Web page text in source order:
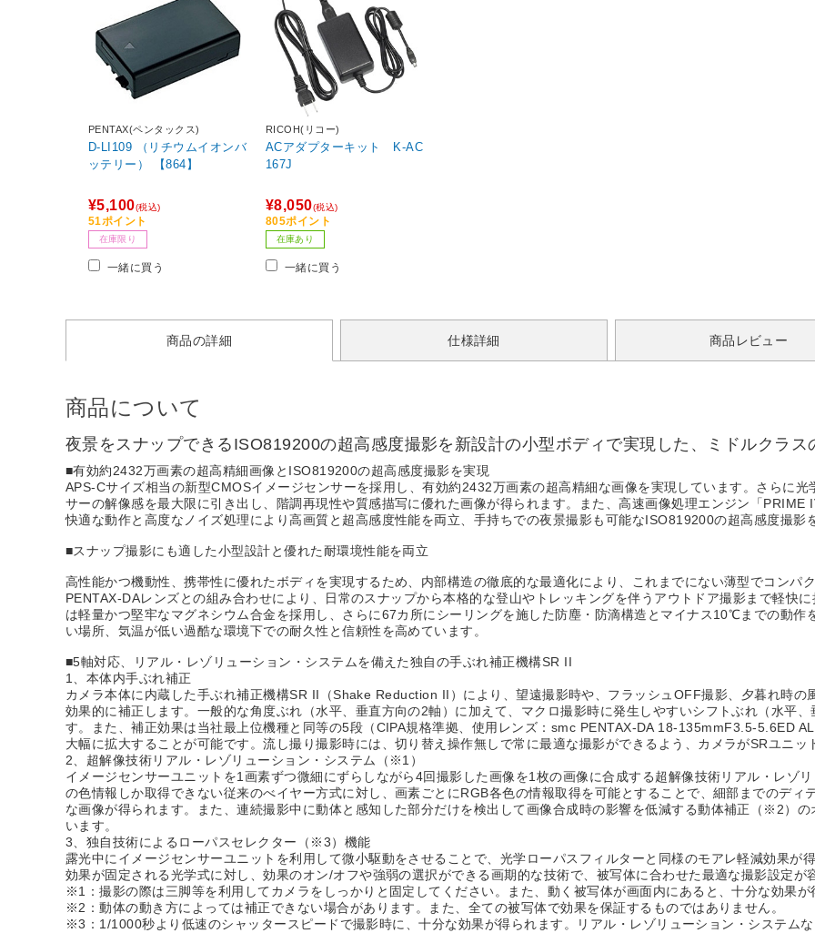
PENTAX(ペンタックス)
D-LI109 （リチウムイオンバ
ッテリー） 【864】
¥5,100(税込)
51ポイント
在庫限り
一緒に買う
RICOH(リコー)
ACアダプターキット K-AC
167J
¥8,050(税込)
805ポイント
在庫あり
一緒に買う
商品の詳細 仕様詳細 商品レビュー
商品について
夜景をスナップできるISO819200の超高感度撮影を新設計の小型ボディで実現した、ミドルクラス
■有効約2432万画素の超高精細画像とISO819200の超高感度撮影を実現
APS-Cサイズ相当の新型CMOSイメージセンサーを採用し、有効約2432万画素の超高精細な画像を実現しています。さらに
サーの解像感を最大限に引き出し、階調再現性や質感描写に優れた画像が得られます。また、高速画像処理エンジン「
快適な動作と高度なノイズ処理により高画質と超高感度性能を両立、手持ちでの夜景撮影も可能なISO819200の超高感度撮影
■スナップ撮影にも適した小型設計と優れた耐環境性能を両立
高性能かつ機動性、携帯性に優れたボディを実現するため、内部構造の徹底的な最適化により、これまでにない薄型でコンパ
PENTAX-DAレンズとの組み合わせにより、日常のスナップから本格的な登山やトレッキングを伴うアウトドア撮影まで軽快
は軽量かつ堅牢なマグネシウム合金を採用し、さらに67カ所にシーリングを施した防塵・防滴構造とマイナス10℃までの動作
い場所、気温が低い過酷な環境下での耐久性と信頼性を高めています。
■5軸対応、リアル・レゾリューション・システムを備えた独自の手ぶれ補正機構SR II
1、本体内手ぶれ補正
カメラ本体に内蔵した手ぶれ補正機構SR II（Shake Reduction II）により、望遠撮影時や、フラッシュOFF撮影、夕暮れ時の
効果的に補正します。一般的な角度ぶれ（水平、垂直方向の2軸）に加えて、マクロ撮影時に発生しやすいシフトぶれ（水平
す。また、補正効果は当社最上位機種と同等の5段（CIPA規格準拠、使用レンズ：smc PENTAX-DA 18-135mmF3.5-5.6ED
大幅に拡大することが可能です。流し撮り撮影時には、切り替え操作無しで常に最適な撮影ができるよう、カメラがSRユニッ
2、超解像技術リアル・レゾリューション・システム（※1）
イメージセンサーユニットを1画素ずつ微細にずらしながら4回撮影した画像を1枚の画像に合成する超解像技術リアル・レゾ
の色情報しか取得できない従来のべイヤー方式に対し、画素ごとにRGB各色の情報取得を可能とすることで、細部までのディ
な画像が得られます。また、連続撮影中に動体と感知した部分だけを検出して画像合成時の影響を低減する動体補正（※2）
います。
3、独自技術によるローパスセレクター（※3）機能
露光中にイメージセンサーユニットを利用して微小駆動をさせることで、光学ローパスフィルターと同様のモアレ軽減効果が
効果が固定される光学式に対し、効果のオン/オフや強弱の選択ができる画期的な技術で、被写体に合わせた最適な撮影設定が
※1：撮影の際は三脚等を利用してカメラをしっかりと固定してください。また、動く被写体が画面内にあると、十分な効果が
※2：動体の動き方によっては補正できない場合があります。また、全ての被写体で効果を保証するものではありません。
※3：1/1000秒より低速のシャッタースピードで撮影時に、十分な効果が得られます。リアル・レゾリューション・システム